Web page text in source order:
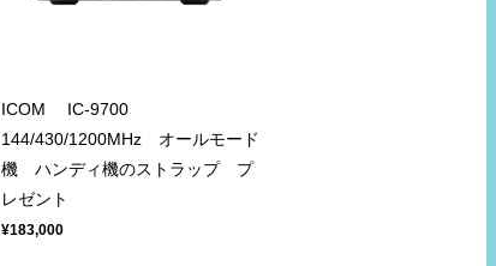
ICOM IC-9700
144/430/1200MHz オールモード
機 ハンディ機のストラップ プ
レゼント
¥183,000